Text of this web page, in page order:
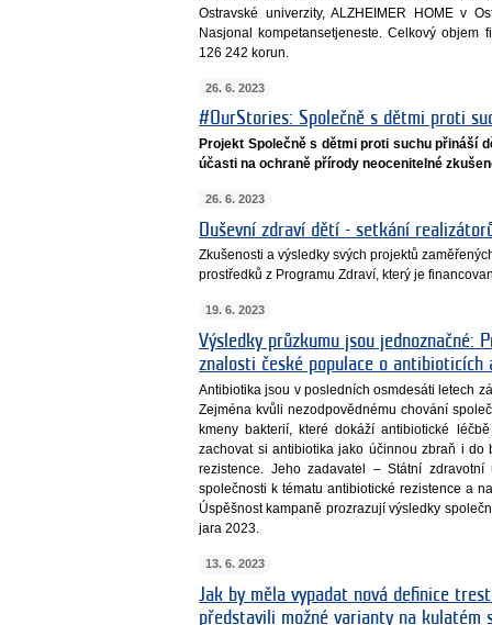
Ostravské univerzity, ALZHEIMER HOME v
Nasjonal kompetansetjeneste. Celkový
126 242 korun.
26. 6. 2023
#OurStories: Společně s dětmi proti
Projekt Společně s dětmi proti suchu přináší
účasti na ochraně přírody neocenitelné
26. 6. 2023
Duševní zdraví dětí - setkání
Zkušenosti a výsledky svých projektů
prostředků z Programu Zdraví, který je
19. 6. 2023
Výsledky průzkumu jsou jednoznačné:
znalosti české populace o antibioticích
Antibiotika jsou v posledních osmdesáti letech
Zejména kvůli nezodpovědnému chování
kmeny bakterií, které dokáží antibiotické
zachovat si antibiotika jako účinnou zbraň i do
rezistence. Jeho zadavatel – Státní
společnosti k tématu antibiotické rezistence a
Úspěšnost kampaně prozrazují výsledky
jara 2023.
13. 6. 2023
Jak by měla vypadat nová definice
představili možné varianty na